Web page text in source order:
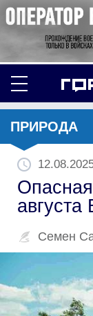
ПРИРОДА
Семен